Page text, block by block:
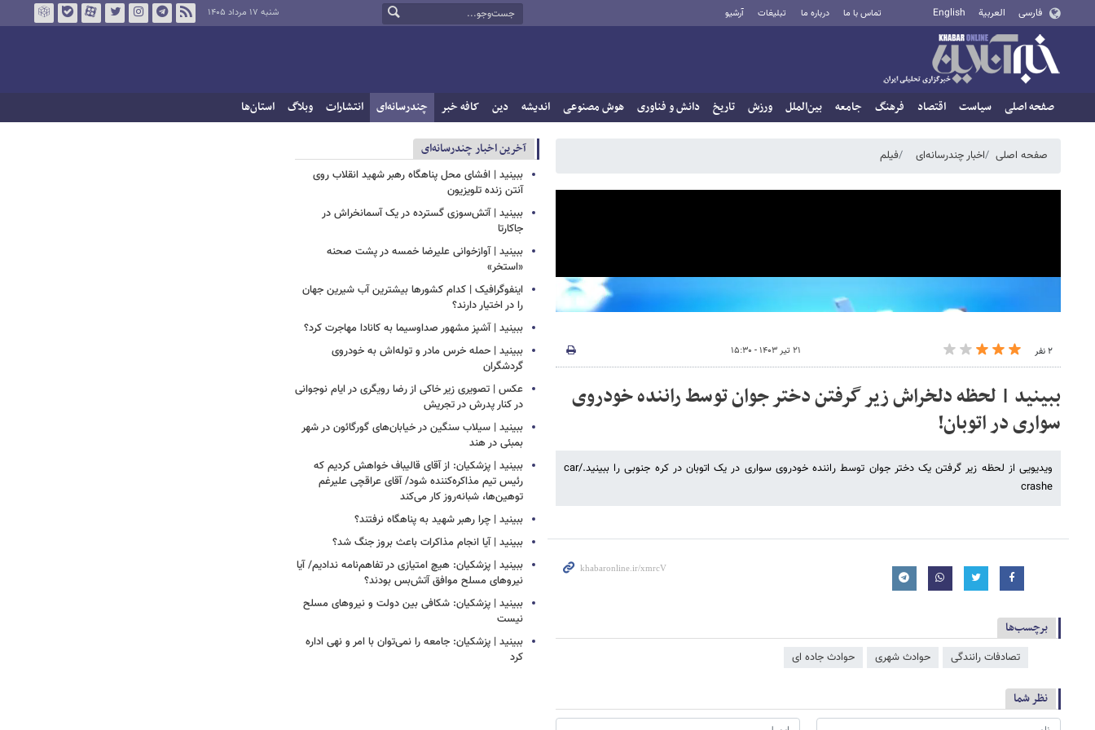
فارسی العربية English تماس با ما درباره ما تبلیغات آرشیو شنبه ۱۷ مرداد ۱۴۰۵
صفحه اصلی سیاست اقتصاد فرهنگ جامعه بین‌الملل ورزش تاریخ دانش و فناوری هوش مصنوعی اندیشه دین کافه خبر چندرسانه‌ای انتشارات وبلاگ استان‌ها
صفحه اصلی اخبار چندرسانه‌ای فیلم
۲ نفر ۲۱ تیر ۱۴۰۳ - ۱۵:۳۰
ببینید | لحظه دلخراش زیر گرفتن دختر جوان توسط راننده خودروی
سواری در اتوبان!
ویدیویی از لحظه زیر گرفتن یک دختر جوان توسط راننده خودروی سواری در یک اتوبان در کره جنوبی را ببینید./car
crashe
برچسب‌ها
تصادفات رانندگی حوادث شهری حوادث جاده ای
نظر شما
آخرین اخبار چندرسانه‌ای
ببینید | افشای محل پناهگاه‌ رهبر شهید انقلاب روی
آنتن زنده تلویزیون
ببینید | ​​​​​​​آتش‌سوزی گسترده در یک آسمانخراش در
جاکارتا
ببینید | آوازخوانی علیرضا خمسه در پشت صحنه
«استخر»
اینفوگرافیک | کدام کشورها بیشترین آب شیرین جهان
را در اختیار دارند؟
ببینید | آشپز مشهور صداوسیما به کانادا مهاجرت کرد؟
ببینید | حمله خرس مادر و توله‌اش به خودروی
گردشگران
عکس | تصویری زیر خاکی از رضا رویگری در ایام نوجوانی
در کنار پدرش در تجریش
ببینید | سیلاب‌ سنگین در خیابان‌های گورگائون در شهر
بمبئی در هند
ببینید | پزشکیان: از آقای قالیباف خواهش کردیم که
رئیس تیم مذاکره‌کننده شود/ آقای عراقچی علیرغم
توهین‌ها، شبانه‌روز کار می‌کند
ببینید | چرا رهبر شهید به پناهگاه نرفتند؟
ببینید | آیا انجام مذاکرات باعث بروز جنگ شد؟
ببینید | پزشکیان: هیچ امتیازی در تفاهم‌نامه ندادیم/ آیا
نیروهای مسلح موافق آتش‌بس بودند؟
ببینید | پزشکیان: شکافی بین دولت و نیروهای مسلح
نیست
ببینید | پزشکیان: جامعه را نمی‌توان با امر و نهی اداره
کرد